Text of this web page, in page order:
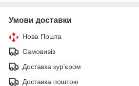
Умови доставки
Нова Пошта
Самовивіз
Доставка кур'єром
Доставка поштою